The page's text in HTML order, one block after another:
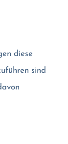
diese
sind